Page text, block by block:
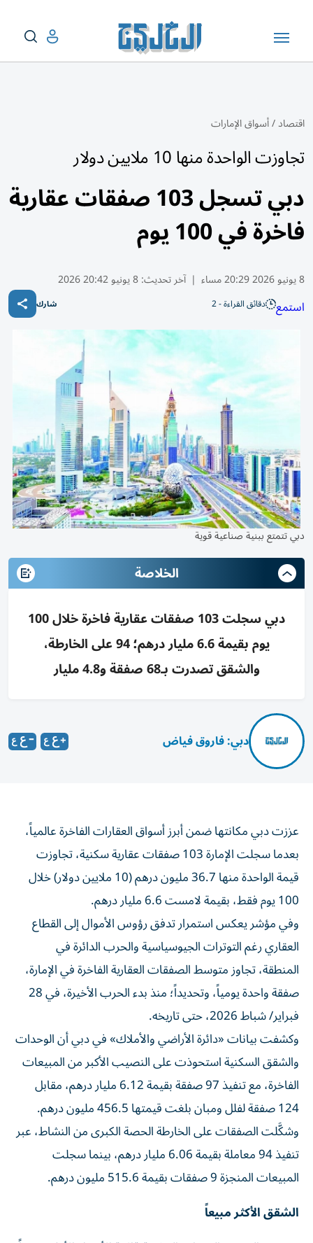
اقتصاد/أسواق الإمارات
تجاوزت الواحدة منها 10 ملايين دولار
دبي تسجل 103 صفقات عقارية
فاخرة في 100 يوم
8 يونيو 2026 20:29 مساء | آخر تحديث:8 يونيو 20:42 2026
استمع دقائق القراءة - 2 شارك
دبي تتمتع ببنية صناعية قوية
الخلاصة
دبي سجلت 103 صفقات عقارية فاخرة خلال 100
يوم بقيمة 6.6 مليار درهم؛ 94 على الخارطة،
والشقق تصدرت بـ68 صفقة و4.8 مليار
دبي: فاروق فياض
عززت دبي مكانتها ضمن أبرز أسواق العقارات الفاخرة عالمياً،
بعدما سجلت الإمارة 103 صفقات عقارية سكنية، تجاوزت
قيمة الواحدة منها 36.7 مليون درهم (10 ملايين دولار) خلال
100 يوم فقط، بقيمة لامست 6.6 مليار درهم.
وفي مؤشر يعكس استمرار تدفق رؤوس الأموال إلى القطاع
العقاري رغم التوترات الجيوسياسية والحرب الدائرة في
المنطقة، تجاوز متوسط الصفقات العقارية الفاخرة في الإمارة،
صفقة واحدة يومياً، وتحديداً؛ منذ بدء الحرب الأخيرة، في 28
فبراير/ شباط 2026، حتى تاريخه.
وكشفت بيانات «دائرة الأراضي والأملاك» في دبي أن الوحدات
والشقق السكنية استحوذت على النصيب الأكبر من المبيعات
الفاخرة، مع تنفيذ 97 صفقة بقيمة 6.12 مليار درهم، مقابل
124 صفقة لفلل ومبان بلغت قيمتها 456.5 مليون درهم.
وشكَّلت الصفقات على الخارطة الحصة الكبرى من النشاط، عبر
تنفيذ 94 معاملة بقيمة 6.06 مليار درهم، بينما سجلت
المبيعات المنجزة 9 صفقات بقيمة 515.6 مليون درهم.
الشقق الأكثر مبيعاً